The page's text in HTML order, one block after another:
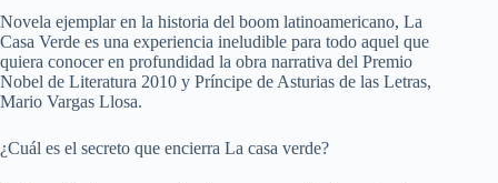
Novela ejemplar en la historia del boom latinoamericano, La
Casa Verde es una experiencia ineludible para todo aquel que
quiera conocer en profundidad la obra narrativa del Premio
Nobel de Literatura 2010 y Príncipe de Asturias de las Letras,
Mario Vargas Llosa.
¿Cuál es el secreto que encierra La casa verde?